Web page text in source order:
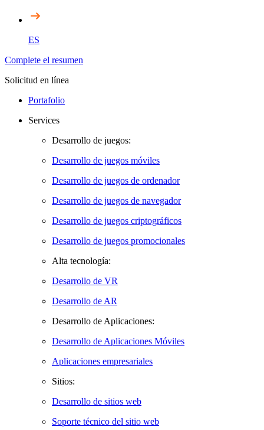
ES
Complete el resumen
Solicitud en línea
Portafolio
Services
Desarrollo de juegos:
Desarrollo de juegos móviles
Desarrollo de juegos de ordenador
Desarrollo de juegos de navegador
Desarrollo de juegos criptográficos
Desarrollo de juegos promocionales
Alta tecnología:
Desarrollo de VR
Desarrollo de AR
Desarrollo de Aplicaciones:
Desarrollo de Aplicaciones Móviles
Aplicaciones empresariales
Sitios:
Desarrollo de sitios web
Soporte técnico del sitio web